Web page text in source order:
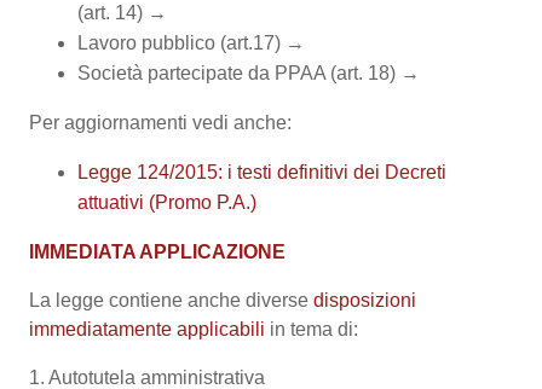
(art. 14) →
Lavoro pubblico (art.17) →
Società partecipate da PPAA (art. 18) →
Per aggiornamenti vedi anche:
Legge 124/2015: i testi definitivi dei Decreti
attuativi (Promo P.A.)
IMMEDIATA APPLICAZIONE
La legge contiene anche diverse disposizioni
immediatamente applicabili in tema di:
1. Autotutela amministrativa